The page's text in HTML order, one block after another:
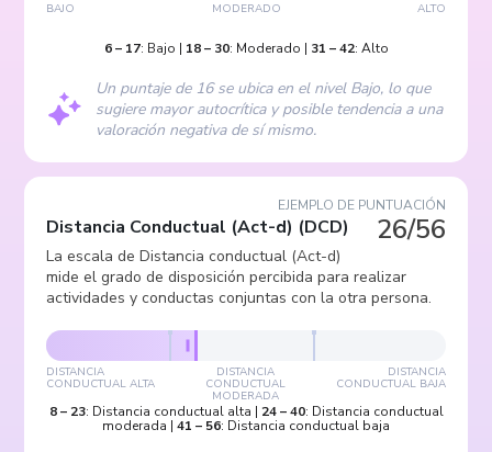
BAJO MODERADO ALTO
6– 17: Bajo | 18– 30: Moderado | 31 –42: Alto
Un puntaje de 16 se ubica en el nivel Bajo, lo que
sugiere mayor autocrítica y posible tendencia a una
valoración negativa de sí mismo.
EJEMPLO DE PUNTUACIÓN
26/56
Distancia Conductual (Act-d) (DCD)
La escala de Distancia conductual (Act-d)
mide el grado de disposición percibida para realizar
actividades y conductas conjuntas con la otra persona.
DISTANCIA
CONDUCTUAL ALTA
DISTANCIA
CONDUCTUAL
MODERADA
DISTANCIA
CONDUCTUAL BAJA
8– 23: Distancia conductual alta | 24–40: Distancia conductual
moderada | 41 – 56: Distancia conductual baja